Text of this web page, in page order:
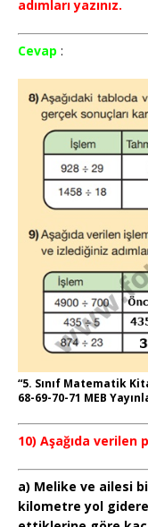
adımları yazınız.
Cevap :
“5. Sınıf Matematik
68-69-70-71 MEB
10) Aşağıda verilen
a) Melike ve ailesi
kilometre yol